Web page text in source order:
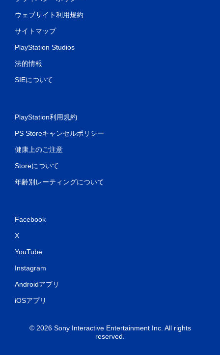
ウェブサイト利用規約
サイトマップ
PlayStation Studios
法的情報
SIEについて
PlayStation利用規約
PS Storeキャンセルポリシー
健康上のご注意
Storeについて
年齢別レーティングについて
Facebook
X
YouTube
Instagram
Androidアプリ
iOSアプリ
© 2026 Sony Interactive Entertainment Inc. All rights
reserved.